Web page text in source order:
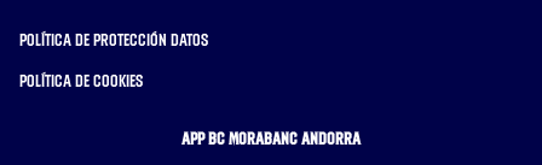
Política de protección datos
Política de cookies
APP BC MORABANC ANDORRA